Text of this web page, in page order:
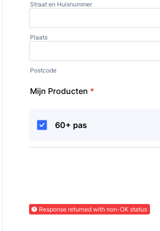
Straat en Huisnummer
Plaats
Postcode
Mijn Producten *
60+ pas
Response returned with non-OK status